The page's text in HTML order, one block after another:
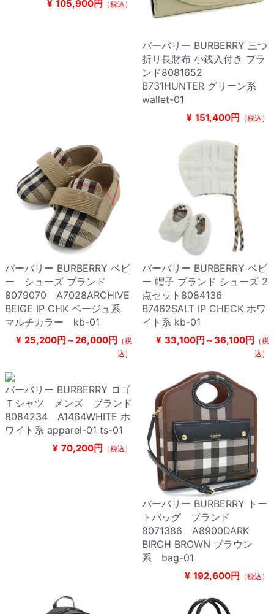
¥ 105,900円 （税込）
バーバリー BURBERRY 三つ
折り長財布 小銭入付き ブラ
ンド8081652
B731HUNTER グリーン系
wallet-01
¥ 151,400円 （税込）
バーバリー BURBERRY ベビ
ー シューズ ブランド
8079070 A7028ARCHIVE
BEIGE IP CHK ベージュ系
マルチカラー kb-01
¥ 25,200円～26,000円 （税
込）
バーバリー BURBERRY ベビ
ー 帽子 ブランド シューズ 2
点セット8084136
B7462SALT IP CHECK ホワ
イト系 kb-01
¥ 33,100円～36,100円 （税
込）
バーバリー BURBERRY ロゴ
Ｔシャツ メンズ ブランド
8084234 A1464WHITE ホ
ワイト系 apparel-01 ts-01
¥ 70,200円 （税込）
バーバリー BURBERRY トー
トバッグ ブランド
8071386 A8900DARK
BIRCH BROWN ブラウン
系 bag-01
¥ 192,600円 （税込）